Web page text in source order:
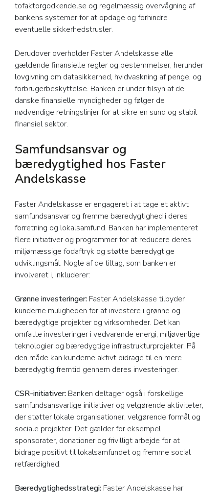
tofaktorgodkendelse og regelmæssig overvågning af
bankens systemer for at opdage og forhindre
eventuelle sikkerhedstrusler.
Derudover overholder Faster Andelskasse alle
gældende finansielle regler og bestemmelser, herunder
lovgivning om datasikkerhed, hvidvaskning af penge, og
forbrugerbeskyttelse. Banken er under tilsyn af de
danske finansielle myndigheder og følger de
nødvendige retningslinjer for at sikre en sund og stabil
finansiel sektor.
Samfundsansvar og
bæredygtighed hos Faster
Andelskasse
Faster Andelskasse er engageret i at tage et aktivt
samfundsansvar og fremme bæredygtighed i deres
forretning og lokalsamfund. Banken har implementeret
flere initiativer og programmer for at reducere deres
miljømæssige fodaftryk og støtte bæredygtige
udviklingsmål. Nogle af de tiltag, som banken er
involveret i, inkluderer:
Grønne investeringer: Faster Andelskasse tilbyder
kunderne muligheden for at investere i grønne og
bæredygtige projekter og virksomheder. Det kan
omfatte investeringer i vedvarende energi, miljøvenlige
teknologier og bæredygtige infrastrukturprojekter. På
den måde kan kunderne aktivt bidrage til en mere
bæredygtig fremtid gennem deres investeringer.
CSR-initiativer: Banken deltager også i forskellige
samfundsansvarlige initiativer og velgørende aktiviteter,
der støtter lokale organisationer, velgørende formål og
sociale projekter. Det gælder for eksempel
sponsorater, donationer og frivilligt arbejde for at
bidrage positivt til lokalsamfundet og fremme social
retfærdighed.
Bæredygtighedsstrategi: Faster Andelskasse har